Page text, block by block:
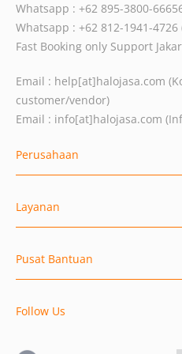
Whatsapp : +62 895-3800-
Whatsapp : +62 812-1941-4726
Fast Booking only Support
Email : help[at]halojasa.com
customer/vendor)
Email : info[at]halojasa.com
Perusahaan
Layanan
Pusat Bantuan
Follow Us